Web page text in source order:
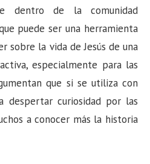
dentro de la comunidad
puede ser una herramienta
sobre la vida de Jesús de una
especialmente para las
que si se utiliza con
despertar curiosidad por las
a conocer más la historia